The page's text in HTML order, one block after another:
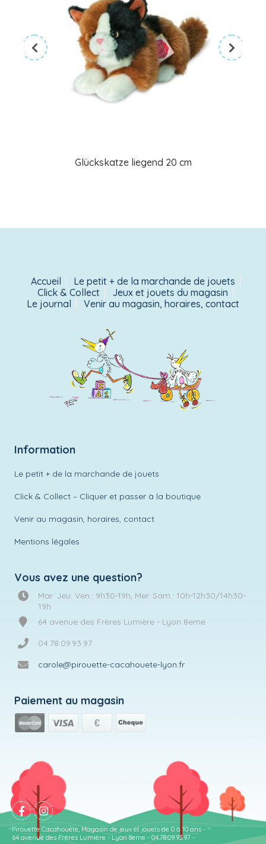
Glückskatze liegend 20 cm
Accueil
Le petit + de la marchande de jouets
Click & Collect
Jeux et jouets du magasin
Le journal
Venir au magasin, horaires, contact
Information
Le petit + de la marchande de jouets
Click & Collect – Cliquer et passer à la boutique
Venir au magasin, horaires, contact
Mentions légales
Vous avez une question?
Mar. Jeu. Ven.: 9h30-19h, Mer. Sam.: 10h-12h30/14h30-
19h
64 avenue des Frères Lumière - Lyon 8eme
04.78.09.93.97
carole@pirouette-cacahouete-lyon.fr
Paiement au magasin
Pirouette Cacahouète, Magasin de jeux et jouets de 0 à 10 ans -
64 avenue des Frères Lumière - Lyon 8eme - 04.78.09.93.97 -